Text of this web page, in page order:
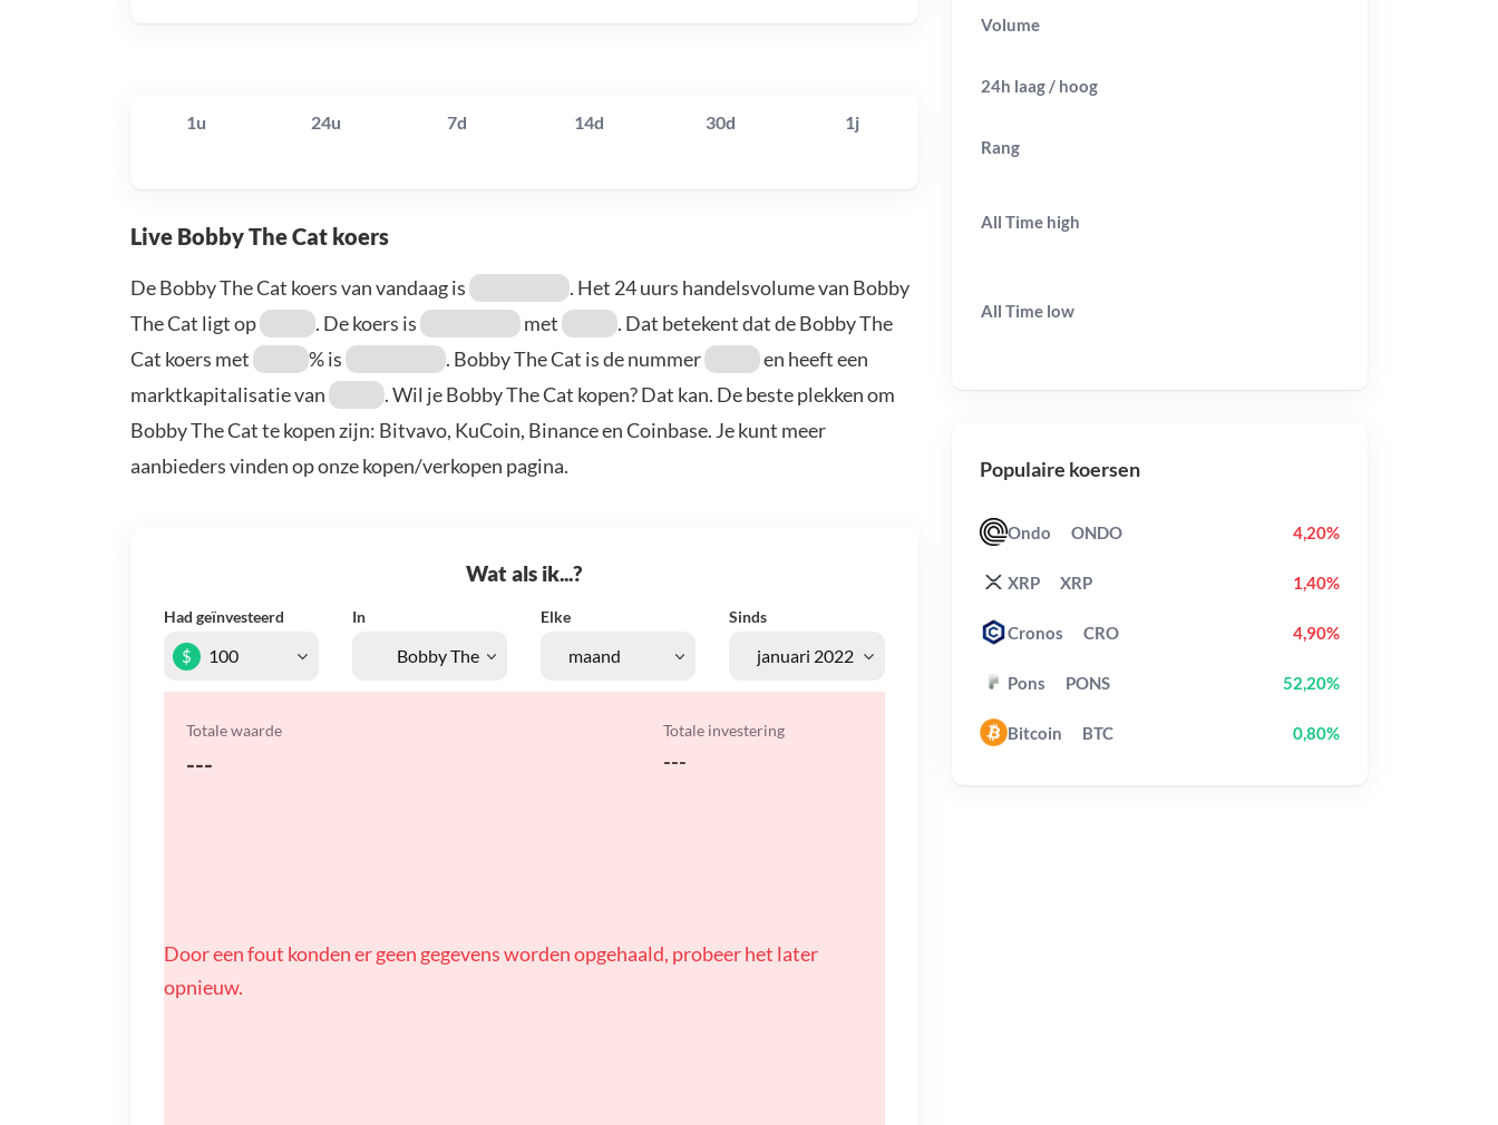
1u 24u 7d 14d 30d 1j
Live Bobby The Cat koers
De Bobby The Cat koers van vandaag is
. Het 24 uurs handelsvolume van Bobby
The Cat ligt op
. De koers is met
. Dat betekent dat de Bobby The
Cat koers met
% is . Bobby The Cat is de nummer
en heeft een
marktkapitalisatie van
. Wil je Bobby The Cat kopen? Dat kan. De beste plekken om
Bobby The Cat te kopen zijn: Bitvavo, KuCoin, Binance en Coinbase. Je kunt meer
aanbieders vinden op onze kopen/verkopen pagina.
Wat als ik...?
Had geïnvesteerd In Elke Sinds
$
Totale waarde
---
Totale investering
---
Door een fout konden er geen gegevens worden opgehaald, probeer het later
opnieuw.
Volume
24h laag / hoog
Rang
All Time high
All Time low
Populaire koersen
Ondo ONDO 4,20%
XRP XRP 1,40%
Cronos CRO 4,90%
Pons PONS 52,20%
Bitcoin BTC 0,80%